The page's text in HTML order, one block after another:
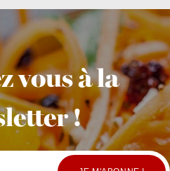
vous à la
!